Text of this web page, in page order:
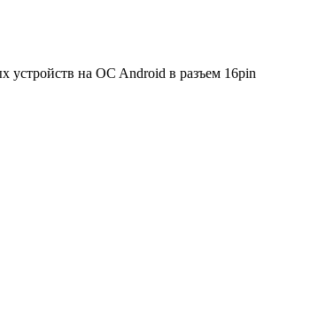
на OC Android в разъем 16pin